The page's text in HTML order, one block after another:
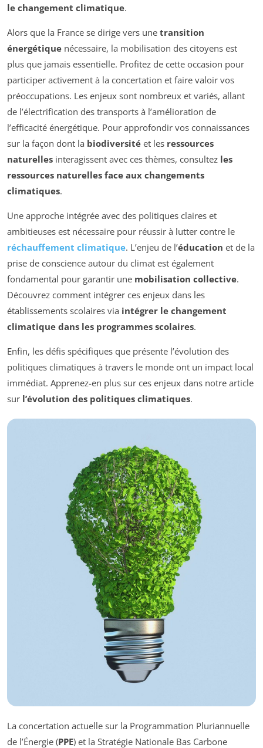
le changement climatique.
Alors que la France se dirige vers une transition
énergétique nécessaire, la mobilisation des citoyens est
plus que jamais essentielle. Profitez de cette occasion pour
participer activement à la concertation et faire valoir vos
préoccupations. Les enjeux sont nombreux et variés, allant
de l’électrification des transports à l’amélioration de
l’efficacité énergétique. Pour approfondir vos connaissances
sur la façon dont la biodiversité et les ressources
naturelles interagissent avec ces thèmes, consultez les
ressources naturelles face aux changements
climatiques.
Une approche intégrée avec des politiques claires et
ambitieuses est nécessaire pour réussir à lutter contre le
réchauffement climatique. L’enjeu de l’éducation et de la
prise de conscience autour du climat est également
fondamental pour garantir une mobilisation collective.
Découvrez comment intégrer ces enjeux dans les
établissements scolaires via intégrer le changement
climatique dans les programmes scolaires.
Enfin, les défis spécifiques que présente l’évolution des
politiques climatiques à travers le monde ont un impact local
immédiat. Apprenez-en plus sur ces enjeux dans notre article
sur l’évolution des politiques climatiques.
La concertation actuelle sur la Programmation Pluriannuelle
de l’Énergie (PPE) et la Stratégie Nationale Bas Carbone